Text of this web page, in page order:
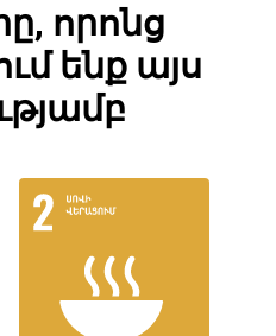
որոնց
ենք այս